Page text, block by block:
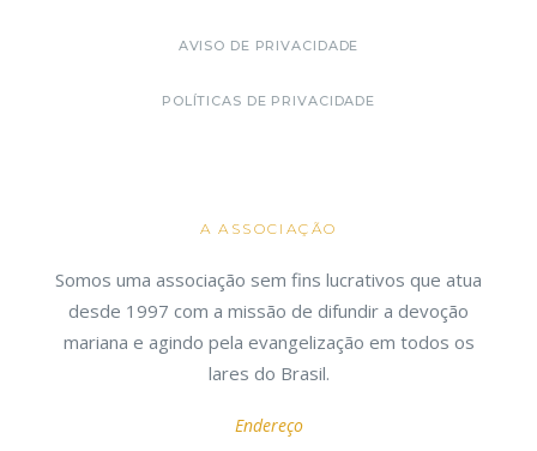
AVISO DE PRIVACIDADE
POLÍTICAS DE PRIVACIDADE
A ASSOCIAÇÃO
Somos uma associação sem fins lucrativos que atua
desde 1997 com a missão de difundir a devoção
mariana e agindo pela evangelização em todos os
lares do Brasil.
Endereço